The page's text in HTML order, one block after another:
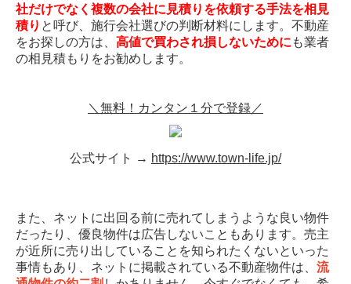
社だけでなく複数の会社に見積りを依頼する手法を相見
積り と呼び、施行会社選びの判断材料にします。不動産
をお探しの方は、 高値で買わされ損しないために も業者
の相見積もりをお勧めします。
＼無料！カンタン１分で登録／
公式サイト → https://www.town-life.jp/
また、ネットに出回る前に売れてしまうような良い物件
だったり、優良物件は広告しないこともあります。売主
が近所に売り出していることを知られたくないといった
事情もあり、ネットに掲載されている不動産物件は、 流